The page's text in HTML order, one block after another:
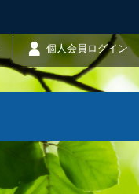
個人会員ログイン